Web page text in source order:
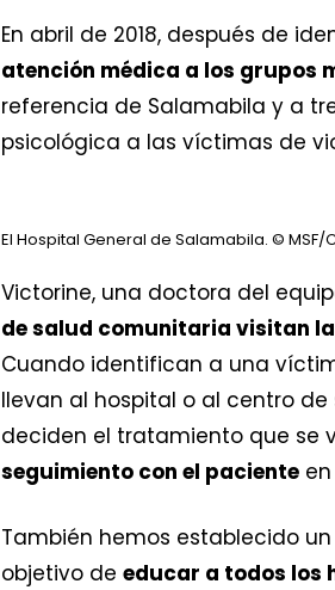
En abril de 2018, después de
atención médica a los grupos
referencia de Salamabila y a
psicológica a las víctimas de
El Hospital General de Salamabila. © MSF/
Victorine, una doctora del
de salud comunitaria visitan
Cuando identifican a una
llevan al hospital o al centro
deciden el tratamiento que se
seguimiento con el paciente
También hemos establecido un
objetivo de educar a todos los